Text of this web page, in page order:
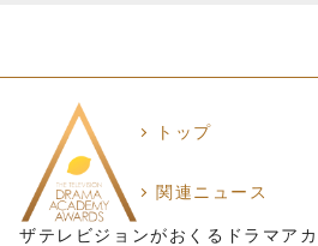
トップ
関連ニュース
ザテレビジョンがおくるドラマア